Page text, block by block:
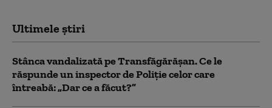
Ultimele știri
Stânca vandalizată pe Transfăgărășan. Ce le
răspunde un inspector de Poliție celor care
întreabă: „Dar ce a făcut?”